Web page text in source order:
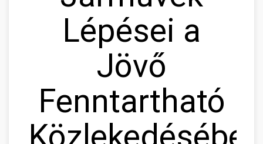
Lépései a
Jövő
Fenntartható
Közlekedésében